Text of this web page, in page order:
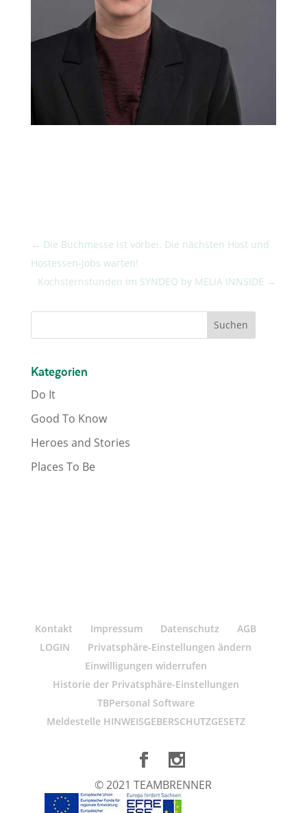
← Die Buchmesse ist vorbei. Die nächsten Host und
Hostessen-Jobs warten!
Kochsternstunden im SYNDEO by MELIA INNSIDE →
Kategorien
Do It
Good To Know
Heroes and Stories
Places To Be
Kontakt Impressum Datenschutz
AGB
LOGIN
Privatsphäre-Einstellungen ändern
Einwilligungen widerrufen
Historie der Privatsphäre-Einstellungen
TBPersonal Software
Meldestelle HINWEISGEBERSCHUTZGESETZ
© 2021 TEAMBRENNER